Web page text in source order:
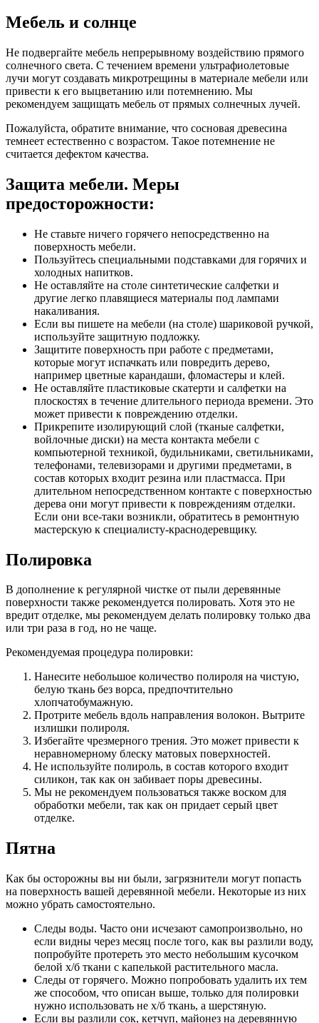
Мебель и солнце
Не подвергайте мебель непрерывному воздействию прямого
солнечного света. С течением времени ультрафиолетовые
лучи могут создавать микротрещины в материале мебели или
привести к его выцветанию или потемнению. Мы
рекомендуем защищать мебель от прямых солнечных лучей.
Пожалуйста, обратите внимание, что сосновая древесина
темнеет естественно с возрастом. Такое потемнение не
считается дефектом качества.
Защита мебели. Меры
предосторожности:
Не ставьте ничего горячего непосредственно на
поверхность мебели.
Пользуйтесь специальными подставками для горячих и
холодных напитков.
Не оставляйте на столе синтетические салфетки и
другие легко плавящиеся материалы под лампами
накаливания.
Если вы пишете на мебели (на столе) шариковой ручкой,
используйте защитную подложку.
Защитите поверхность при работе с предметами,
которые могут испачкать или повредить дерево,
например цветные карандаши, фломастеры и клей.
Не оставляйте пластиковые скатерти и салфетки на
плоскостях в течение длительного периода времени. Это
может привести к повреждению отделки.
Прикрепите изолирующий слой (тканые салфетки,
войлочные диски) на места контакта мебели с
компьютерной техникой, будильниками, светильниками,
телефонами, телевизорами и другими предметами, в
состав которых входит резина или пластмасса. При
длительном непосредственном контакте с поверхностью
дерева они могут привести к повреждениям отделки.
Если они все-таки возникли, обратитесь в ремонтную
мастерскую к специалисту-краснодеревщику.
Полировка
В дополнение к регулярной чистке от пыли деревянные
поверхности также рекомендуется полировать. Хотя это не
вредит отделке, мы рекомендуем делать полировку только два
или три раза в год, но не чаще.
Рекомендуемая процедура полировки:
Нанесите небольшое количество полироля на чистую,
белую ткань без ворса, предпочтительно
хлопчатобумажную.
Протрите мебель вдоль направления волокон. Вытрите
излишки полироля.
Избегайте чрезмерного трения. Это может привести к
неравномерному блеску матовых поверхностей.
Не используйте полироль, в состав которого входит
силикон, так как он забивает поры древесины.
Мы не рекомендуем пользоваться также воском для
обработки мебели, так как он придает серый цвет
отделке.
Пятна
Как бы осторожны вы ни были, загрязнители могут попасть
на поверхность вашей деревянной мебели. Некоторые из них
можно убрать самостоятельно.
Следы воды. Часто они исчезают самопроизвольно, но
если видны через месяц после того, как вы разлили воду,
попробуйте протереть это место небольшим кусочком
белой х/б ткани с капелькой растительного масла.
Следы от горячего. Можно попробовать удалить их тем
же способом, что описан выше, только для полировки
нужно использовать не х/б ткань, а шерстяную.
Если вы разлили сок, кетчуп, майонез на деревянную